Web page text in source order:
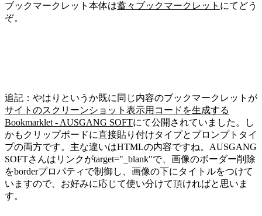
ブックマークレット本体は蓄々ブックマークレット にてどう
ぞ。
追記：やはりというか既に同じ内容のブックマークレットが
サイトのスクリーンショット表示用コードを生成する
Bookmarklet - AUSGANG SOFTにて公開されていました。し
かもクリップボードに直接貼り付けタイプとプロンプトタイ
プの両方です。主な違いはHTMLの内容ですね。AUSGANG
SOFTさんはリンクがtarget="_blank"で、画像のボーダー削除
をborderプロパティで制御し、画像の下にタイトルをつけて
いますので、お好みに応じて使い分けて頂ければと思いま
す。